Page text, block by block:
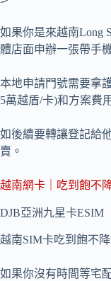
如果你是來越南Long
體店面申辦一張帶手
本地申請門號需要拿
5萬越盾/卡)和方案費
如後續要轉讓登記給
賣。
越南網卡｜吃到飽不
DJB亞洲九星卡ESIM
越南SIM卡吃到飽不
如果你沒有時間等宅